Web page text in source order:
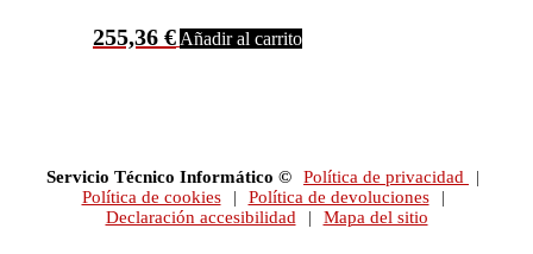
255,36 € Añadir al carrito
Servicio Técnico Informático © Política de privacidad
|
Política de cookies
| Política de devoluciones
|
Declaración accesibilidad
| Mapa del sitio